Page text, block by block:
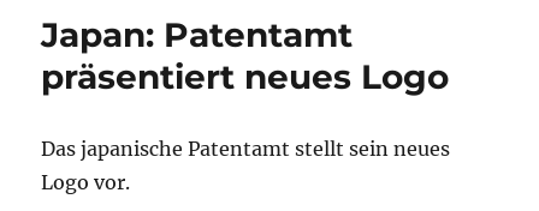
Japan: Patentamt
präsentiert neues Logo
Das japanische Patentamt stellt sein neues
Logo vor.